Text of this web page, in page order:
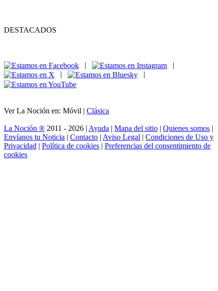
DESTACADOS
|
|
|
|
Ver La Noción en: Móvil | Clásica
La Noción ® 2011 - 2026 | Ayuda | Mapa del sitio | Quienes somos |
Envíanos tu Noticia | Contacto | Aviso Legal | Condiciones de Uso y
Privacidad | Política de cookies | Preferencias del consentimiento de
cookies